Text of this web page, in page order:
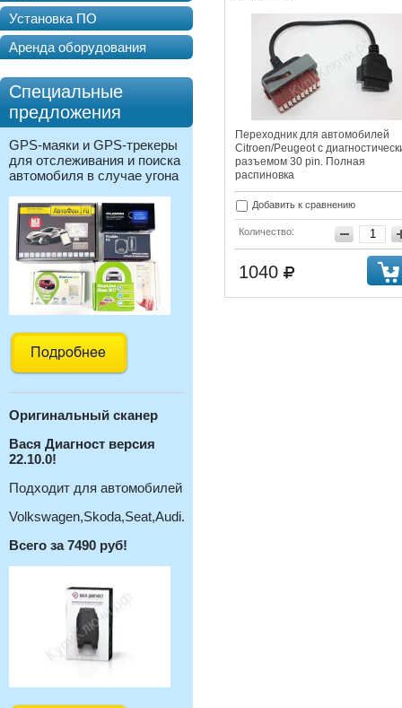
Установка ПО
Аренда оборудования
Специальные
предложения
GPS-маяки и GPS-трекеры
для отслеживания и поиска
автомобиля в случае угона
Оригинальный сканер
Вася Диагност версия
22.10.0!
Подходит для автомобилей
Volkswagen,Skoda,Seat,Audi.
Всего за 7490 руб!
Переходник для автомобилей
Citroen/Peugeot с
разъемом 30 pin. Полная
распиновка
Добавить к сравнению
Количество:
1040